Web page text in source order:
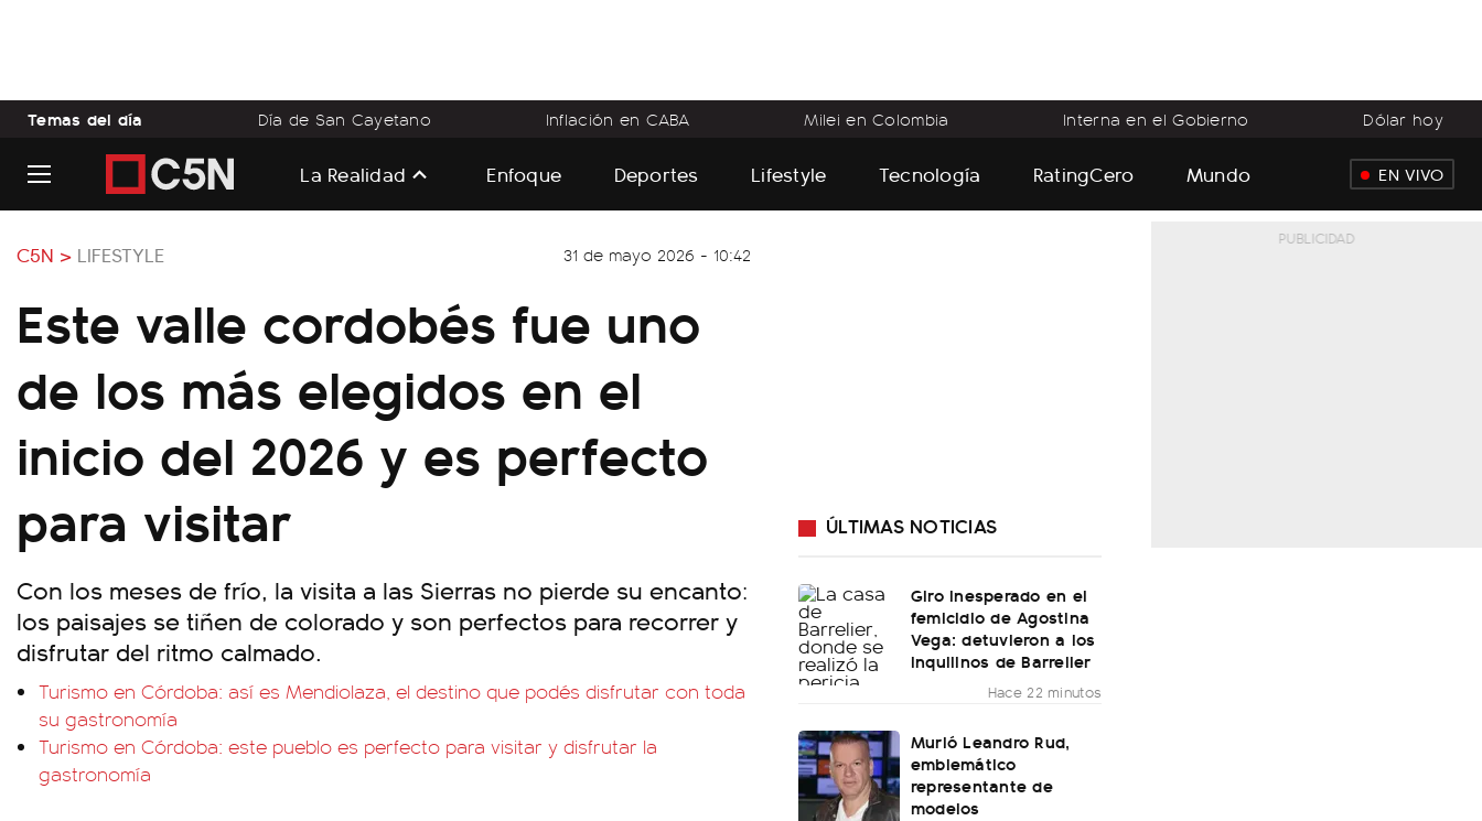
Temas del día Día de San Cayetano Inflación en CABA Milei en Colombia Interna en el Gobierno Dólar hoy
La Realidad Enfoque Deportes Lifestyle Tecnología RatingCero Mundo EN VIVO
C5N > LIFESTYLE 31 de mayo 2026 - 10:42
Este valle cordobés fue uno
de los más elegidos en el
inicio del 2026 y es perfecto
para visitar
Con los meses de frío, la visita a las Sierras no pierde su encanto:
los paisajes se tiñen de colorado y son perfectos para recorrer y
disfrutar del ritmo calmado.
Turismo en Córdoba: así es Mendiolaza, el destino que podés disfrutar con toda
su gastronomía
Turismo en Córdoba: este pueblo es perfecto para visitar y disfrutar la
gastronomía
ÚLTIMAS NOTICIAS
Giro inesperado en el
femicidio de Agostina
Vega: detuvieron a los
inquilinos de Barrelier
Hace 22 minutos
Murió Leandro Rud,
emblemático
representante de
modelos